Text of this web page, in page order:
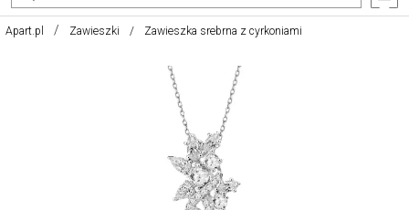
Apart.pl Zawieszki Zawieszka srebrna z cyrkoniami